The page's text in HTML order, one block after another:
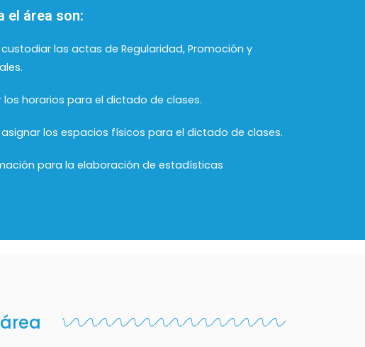
el área son:
las actas de Regularidad, Promoción y
horarios para el dictado de clases.
los espacios físicos para el dictado de clases.
para la elaboración de estadísticas